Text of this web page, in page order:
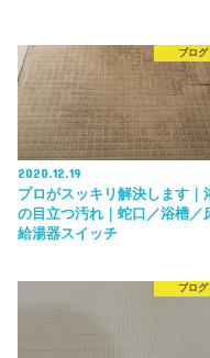
ブログ
2020.12.19
プロがスッキリ解決します｜
の目立つ汚れ｜蛇口／浴槽／
給湯器スイッチ
ブログ